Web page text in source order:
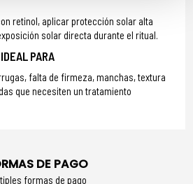
retinol, aplicar protección solar alta
solar directa durante el ritual.
PARA
falta de firmeza, manchas, textura
que necesiten un tratamiento
DE PAGO
formas de pago